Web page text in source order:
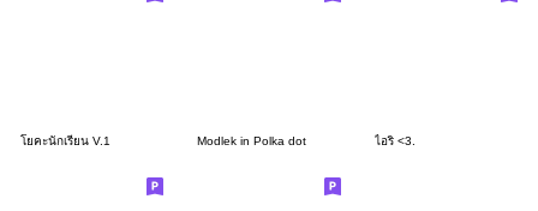
โยคะนักเรียน V.1 Modlek in Polka dot ไอริ <3.